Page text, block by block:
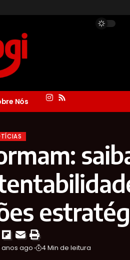
Nós
anos ago 4 Min de leitura